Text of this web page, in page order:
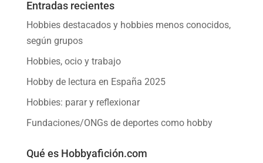
Entradas recientes
Hobbies destacados y hobbies menos conocidos,
según grupos
Hobbies, ocio y trabajo
Hobby de lectura en España 2025
Hobbies: parar y reflexionar
Fundaciones/ONGs de deportes como hobby
Qué es Hobbyafición.com